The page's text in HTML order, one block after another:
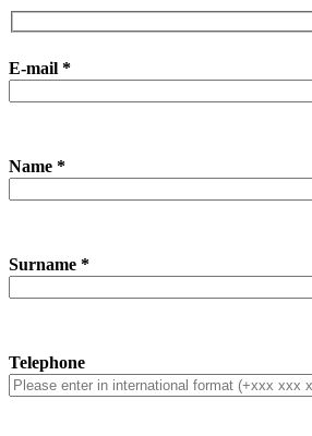
E-mail *
Name *
Surname *
Telephone